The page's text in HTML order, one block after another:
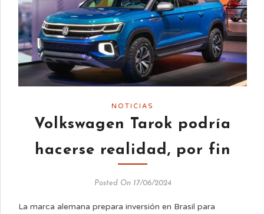
NOTICIAS
Volkswagen Tarok podría
hacerse realidad, por fin
Posted On 17/06/2024
La marca alemana prepara inversión en Brasil para